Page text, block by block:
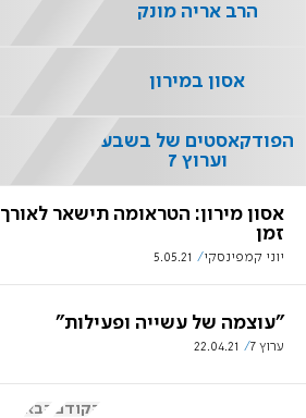
אסון מירון: הטראומה תישאר לאורך
זמן
יוני קמפינסקי 5.05.21
"עוצמה של עשייה ופעילות"
ערוץ 7 22.04.21
הרב אריה מונק
אסון במירון
הפודקאסטים של בשבע
וערוץ 7
הקודם הבא